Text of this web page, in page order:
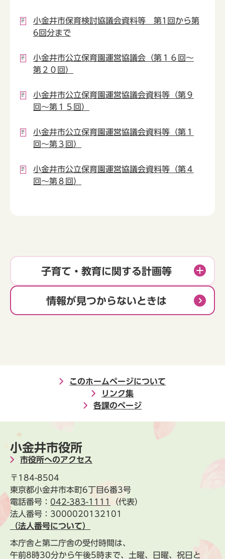
小金井市保育検討協議会資料等 第1回から第
6回分まで
小金井市公立保育園運営協議会（第１６回～
第２０回）
小金井市公立保育園運営協議会資料等（第９
回～第１５回）
小金井市公立保育園運営協議会資料等（第１
回～第３回）
小金井市公立保育園運営協議会資料等（第４
回～第８回）
子育て・教育に関する計画等
情報が見つからないときは
このホームページについて
リンク集
各課のページ
小金井市役所
市役所へのアクセス
〒184-8504
東京都小金井市本町6丁目6番3号
電話番号： 042-383-1111
（代表）
法人番号：3000020132101
（法人番号について）
本庁舎と第二庁舎の受付時間は、
午前8時30分から午後5時まで、土曜、日曜、祝日と